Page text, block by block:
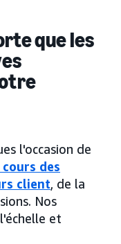
que les
l'occasion de
cours des
client, de la
Nos
et